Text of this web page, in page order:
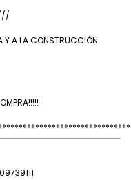
Y A LA CONSTRUCCIÓN